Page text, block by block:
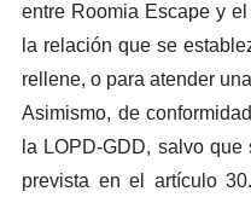
entre Roomia Escape y
la relación que se
rellene, o para atender
Asimismo, de
la LOPD-GDD, salvo
prevista en el artículo